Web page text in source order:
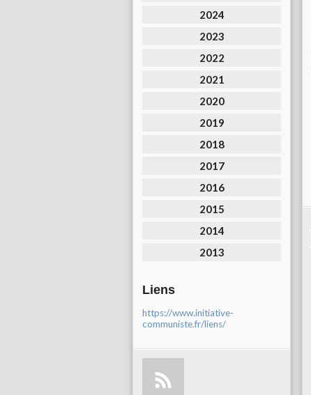
2024
2023
2022
2021
2020
2019
2018
2017
2016
2015
2014
2013
Liens
https://www.initiative-
communiste.fr/liens/